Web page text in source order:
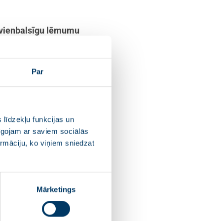
Par
līdzekļu funkcijas un
ar saviem sociālās
ko viņiem sniedzat
Mārketings
lēmumu
pirmo vietnieku Andri
ļauj ar lielu pārliecību
sašķeltība novada
nenāk par labu
politiķu apvienošanos
biedre
uz kopīgām vērtībām un
ka arī pēc novada reformas